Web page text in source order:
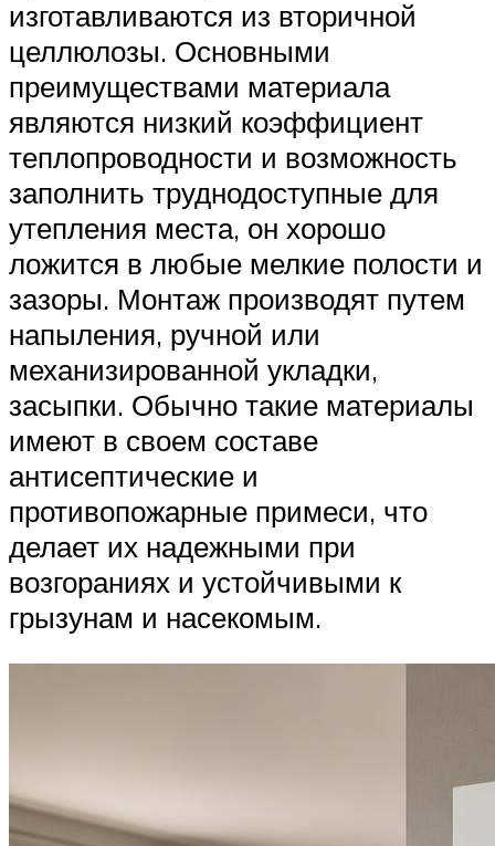
изготавливаются из вторичной
целлюлозы. Основными
преимуществами материала
являются низкий коэффициент
теплопроводности и возможность
заполнить труднодоступные для
утепления места, он хорошо
ложится в любые мелкие полости и
зазоры. Монтаж производят путем
напыления, ручной или
механизированной укладки,
засыпки. Обычно такие материалы
имеют в своем составе
антисептические и
противопожарные примеси, что
делает их надежными при
возгораниях и устойчивыми к
грызунам и насекомым.